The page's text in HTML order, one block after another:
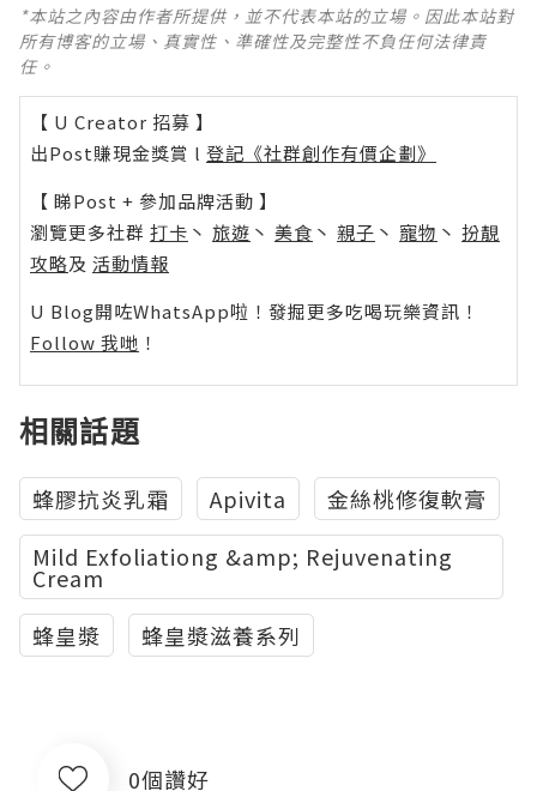
*本站之內容由作者所提供，並不代表本站的立場。因此本站對
所有博客的立場、真實性、準確性及完整性不負任何法律責
任。
【 U Creator 招募 】
出Post賺現金獎賞 l 登記《社群創作有價企劃》
【 睇Post + 參加品牌活動 】
瀏覽更多社群 打卡 丶 旅遊 丶 美食 丶 親子 丶 寵物 丶 扮靚
攻略及 活動情報
U Blog開咗WhatsApp啦！發掘更多吃喝玩樂資訊！
Follow 我哋 ！
相關話題
蜂膠抗炎乳霜 Apivita
金絲桃修復軟膏
Mild Exfoliationg &amp; Rejuvenating
Cream
蜂皇漿
蜂皇漿滋養系列
0個讚好